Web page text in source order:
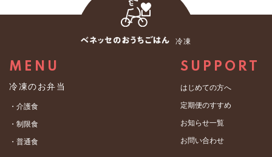
冷凍
MENU
冷凍のお弁当
・介護食
・制限食
・普通食
SUPPORT
はじめての方へ
定期便のすすめ
お知らせ一覧
お問い合わせ